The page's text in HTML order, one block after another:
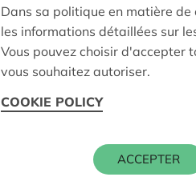
Décision:
Dans sa politique en matière
les informations détaillées sur
Vous pouvez choisir d'accepter
vous souhaitez autoriser.
COOKIE POLICY
ACCEPTER